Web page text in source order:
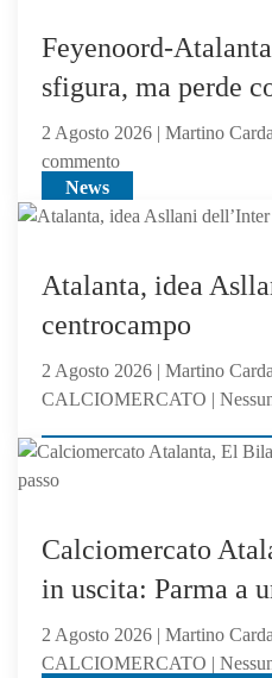
News
Feyenoord-
sfigura, ma perde
2 Agosto 2026 | Martino
commentosu
Atalanta
1:
Dea
non
sfigura,
perde
News,
Atalanta, idea
centrocampo
2 Agosto 2026 | Martino
CALCIOMERCATO |
Calciomercato
in uscita: Parma a
2 Agosto 2026 | Martino
CALCIOMERCATO |